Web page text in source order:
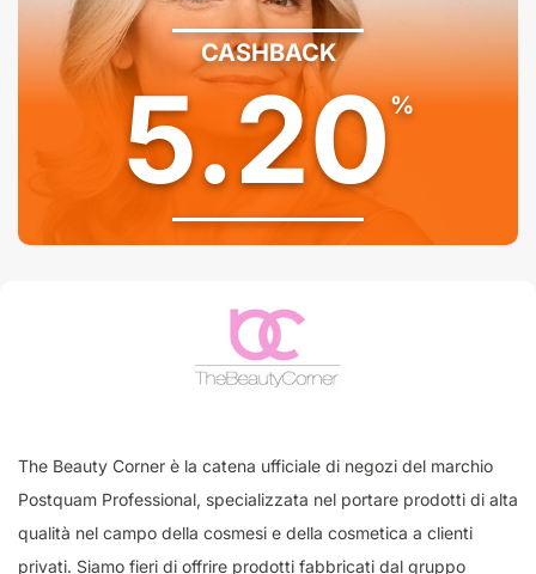
CASHBACK
5.20%
The Beauty Corner è la catena ufficiale di negozi del marchio
Postquam Professional, specializzata nel portare prodotti di alta
qualità nel campo della cosmesi e della cosmetica a clienti
privati. Siamo fieri di offrire prodotti fabbricati dal gruppo